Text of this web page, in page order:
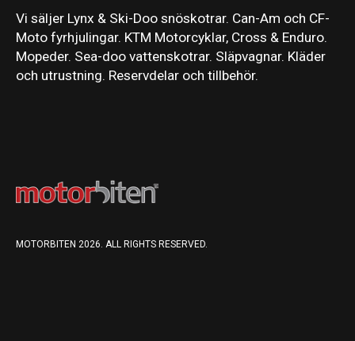
Vi säljer Lynx & Ski-Doo snöskotrar. Can-Am och CF-
Moto fyrhjulingar. KTM Motorcyklar, Cross & Enduro.
Mopeder. Sea-doo vattenskotrar. Släpvagnar. Kläder
och utrustning. Reservdelar och tillbehör.
MOTORBITEN 2026. ALL RIGHTS RESERVED.